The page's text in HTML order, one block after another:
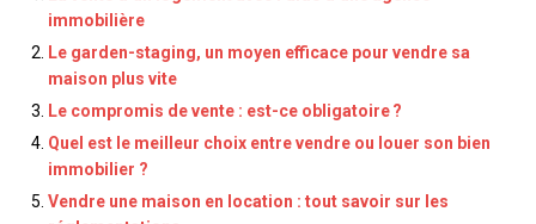
immobilière
Le garden-staging, un moyen efficace pour vendre sa
maison plus vite
Le compromis de vente : est-ce obligatoire ?
Quel est le meilleur choix entre vendre ou louer son bien
immobilier ?
Vendre une maison en location : tout savoir sur les